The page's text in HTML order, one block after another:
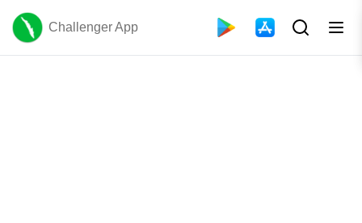
Challenger App